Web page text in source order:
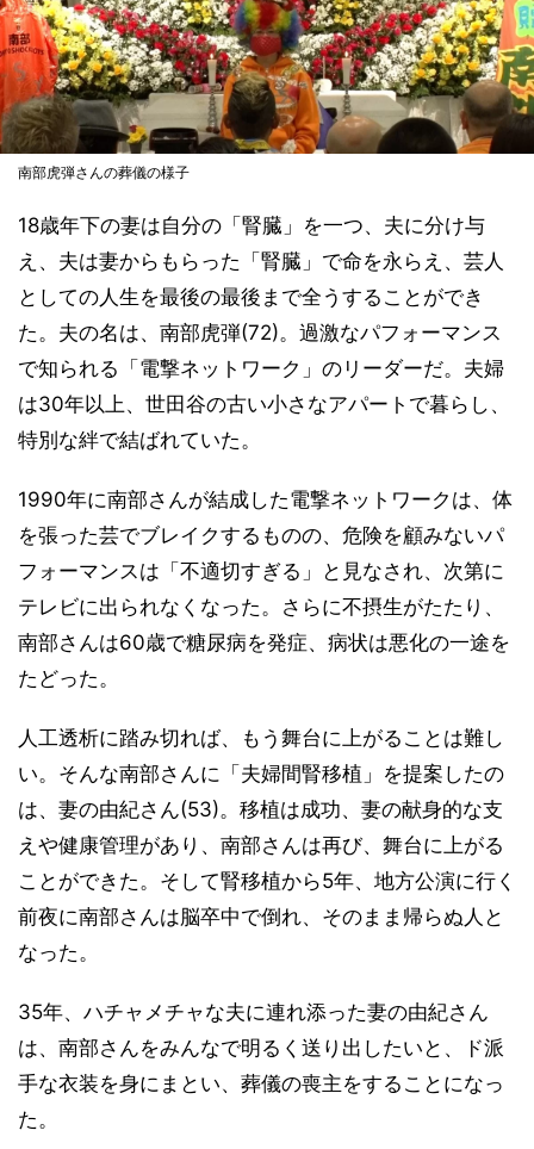
南部虎弾さんの葬儀の様子
18歳年下の妻は自分の「腎臓」を一つ、夫に分け与
え、夫は妻からもらった「腎臓」で命を永らえ、芸人
としての人生を最後の最後まで全うすることができ
た。夫の名は、南部虎弾(72)。過激なパフォーマンス
で知られる「電撃ネットワーク」のリーダーだ。夫婦
は30年以上、世田谷の古い小さなアパートで暮らし、
特別な絆で結ばれていた。
1990年に南部さんが結成した電撃ネットワークは、体
を張った芸でブレイクするものの、危険を顧みないパ
フォーマンスは「不適切すぎる」と見なされ、次第に
テレビに出られなくなった。さらに不摂生がたたり、
南部さんは60歳で糖尿病を発症、病状は悪化の一途を
たどった。
人工透析に踏み切れば、もう舞台に上がることは難し
い。そんな南部さんに「夫婦間腎移植」を提案したの
は、妻の由紀さん(53)。移植は成功、妻の献身的な支
えや健康管理があり、南部さんは再び、舞台に上がる
ことができた。そして腎移植から5年、地方公演に行く
前夜に南部さんは脳卒中で倒れ、そのまま帰らぬ人と
なった。
35年、ハチャメチャな夫に連れ添った妻の由紀さん
は、南部さんをみんなで明るく送り出したいと、ド派
手な衣装を身にまとい、葬儀の喪主をすることになっ
た。